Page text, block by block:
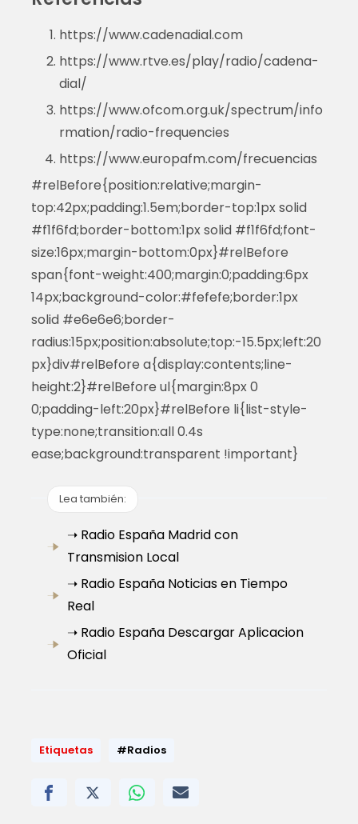
https://www.cadenadial.com
https://www.rtve.es/play/radio/cadena-
dial/
https://www.ofcom.org.uk/spectrum/info
rmation/radio-frequencies
https://www.europafm.com/frecuencias
#relBefore{position:relative;margin-
top:42px;padding:1.5em;border-top:1px solid
#f1f6fd;border-bottom:1px solid #f1f6fd;font-
size:16px;margin-bottom:0px}#relBefore
span{font-weight:400;margin:0;padding:6px
14px;background-color:#fefefe;border:1px
solid #e6e6e6;border-
radius:15px;position:absolute;top:-15.5px;left:20
px}div#relBefore a{display:contents;line-
height:2}#relBefore ul{margin:8px 0
0;padding-left:20px}#relBefore li{list-style-
type:none;transition:all 0.4s
ease;background:transparent !important}
Lea también:
➝ Radio España Madrid con
Transmision Local
➝ Radio España Noticias en Tiempo
Real
➝ Radio España Descargar Aplicacion
Oficial
Etiquetas #Radios